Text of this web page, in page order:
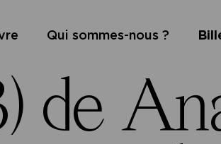
Qui sommes-nous ?
de